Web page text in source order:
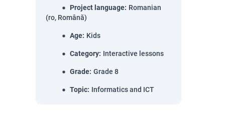
Project language: Romanian
(ro, Română)
Age: Kids
Category: Interactive lessons
Grade: Grade 8
Topic: Informatics and ICT